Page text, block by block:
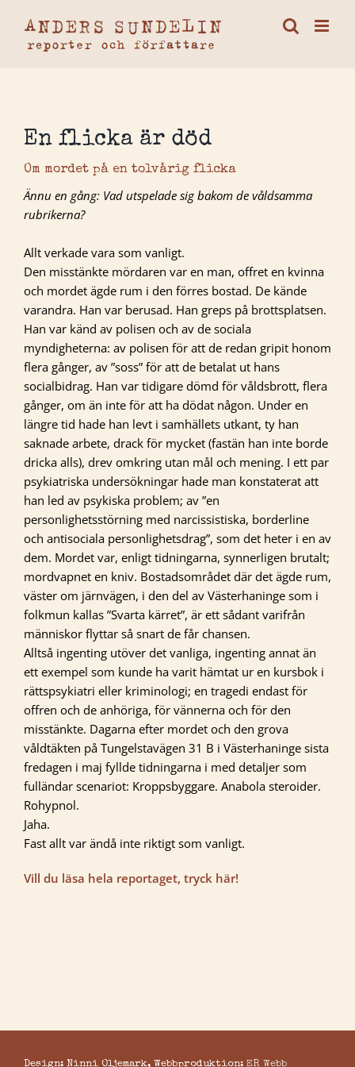
innehållet
En flicka är död
Om mordet på en tolvårig flicka
Ännu en gång: Vad utspelade sig bakom de våldsamma
rubrikerna?
Allt verkade vara som vanligt.
Den misstänkte mördaren var en man, offret en kvinna
och mordet ägde rum i den förres bostad. De kände
varandra. Han var berusad. Han greps på brottsplatsen.
Han var känd av polisen och av de sociala
myndigheterna: av polisen för att de redan gripit honom
flera gånger, av ”soss” för att de betalat ut hans
socialbidrag. Han var tidigare dömd för våldsbrott, flera
gånger, om än inte för att ha dödat någon. Under en
längre tid hade han levt i samhällets utkant, ty han
saknade arbete, drack för mycket (fastän han inte borde
dricka alls), drev omkring utan mål och mening. I ett par
psykiatriska undersökningar hade man konstaterat att
han led av psykiska problem; av ”en
personlighetsstörning med narcissistiska, borderline
och antisociala personlighetsdrag”, som det heter i en av
dem. Mordet var, enligt tidningarna, synnerligen brutalt;
mordvapnet en kniv. Bostadsområdet där det ägde rum,
väster om järnvägen, i den del av Västerhaninge som i
folkmun kallas ”Svarta kärret”, är ett sådant varifrån
människor flyttar så snart de får chansen.
Alltså ingenting utöver det vanliga, ingenting annat än
ett exempel som kunde ha varit hämtat ur en kursbok i
rättspsykiatri eller kriminologi; en tragedi endast för
offren och de anhöriga, för vännerna och för den
misstänkte. Dagarna efter mordet och den grova
våldtäkten på Tungelstavägen 31 B i Västerhaninge sista
fredagen i maj fyllde tidningarna i med detaljer som
fulländar scenariot: Kroppsbyggare. Anabola steroider.
Rohypnol.
Jaha.
Fast allt var ändå inte riktigt som vanligt.
Vill du läsa hela reportaget, tryck här!
Design: Ninni Oljemark, Webbproduktion: ER Webb